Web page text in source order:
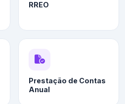
RREO
Prestação de Contas
Anual